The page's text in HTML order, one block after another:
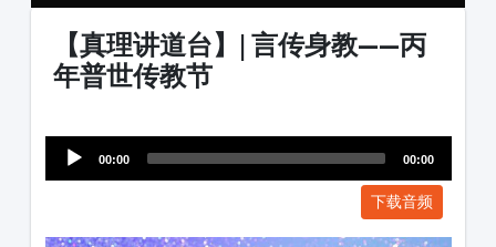
【真理讲道台】| 言传身教——丙
年普世传教节
Player
00:00 00:00
下载音频